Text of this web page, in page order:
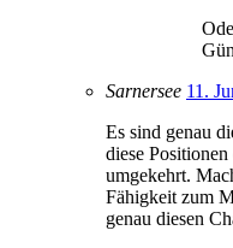
Sarnersee 11.
Es sind genau
diese
umgekehrt.
Fähigkeit zum
genau diesen